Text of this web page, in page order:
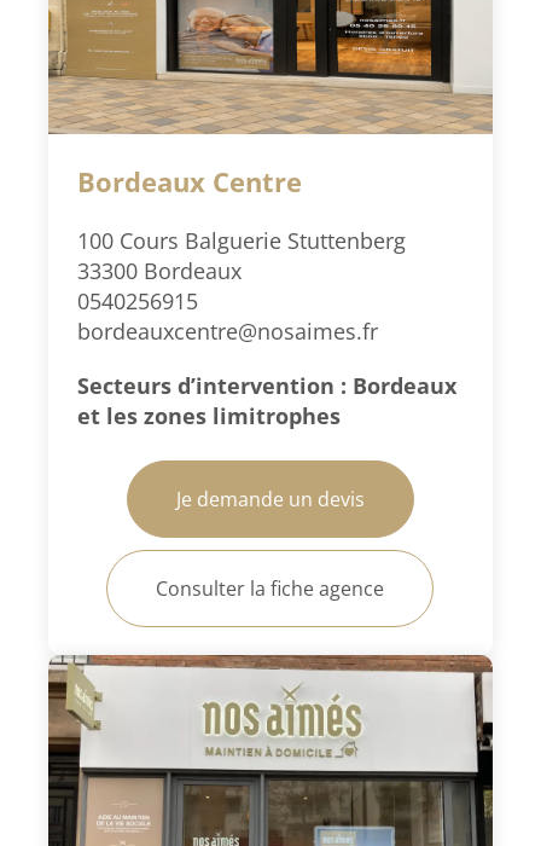
Bordeaux Centre
100 Cours Balguerie Stuttenberg
33300 Bordeaux
0540256915
bordeauxcentre@nosaimes.fr
Secteurs d’intervention : Bordeaux
et les zones limitrophes
Je demande un devis
Consulter la fiche agence